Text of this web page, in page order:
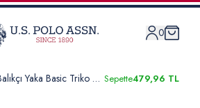
0
Erkek Taş Melanj Balıkçı Yaka Basic Triko Kazak Sepette479,96 TL